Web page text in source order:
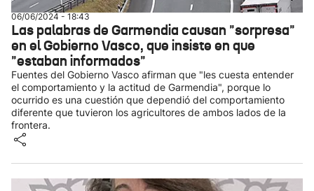
06/06/2024 - 18:43
Las palabras de Garmendia causan "sorpresa"
en el Gobierno Vasco, que insiste en que
"estaban informados"
Fuentes del Gobierno Vasco afirman que "les cuesta entender
el comportamiento y la actitud de Garmendia", porque lo
ocurrido es una cuestión que dependió del comportamiento
diferente que tuvieron los agricultores de ambos lados de la
frontera.